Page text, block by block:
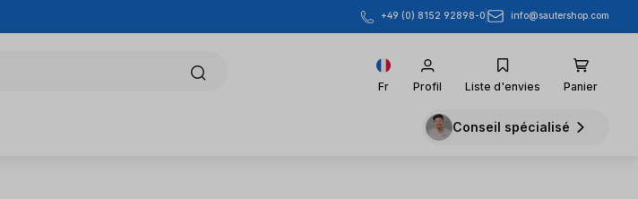
+49 (0) 8152 92898-0 info@sautershop.com
Fr Profil Liste d'envies Panier
Conseil spécialisé